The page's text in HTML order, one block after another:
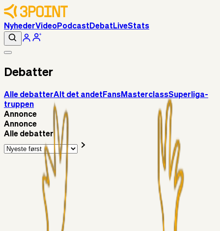
NyhederVideoPodcast Debat LiveStats
Debatter
Alle debatterAlt det andet FansMasterclassSuperliga-
truppen
Annonce
Annonce
Alle debatter
Superliga-truppen
Sorteslyngel9 timer siden
Så gælder det Horsens
Alt det andet
3Point_Udviklere
3Point hjemmeside opdateringer - August